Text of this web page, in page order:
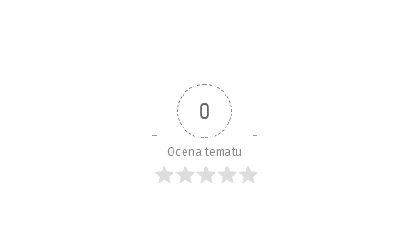
0
Ocena tematu